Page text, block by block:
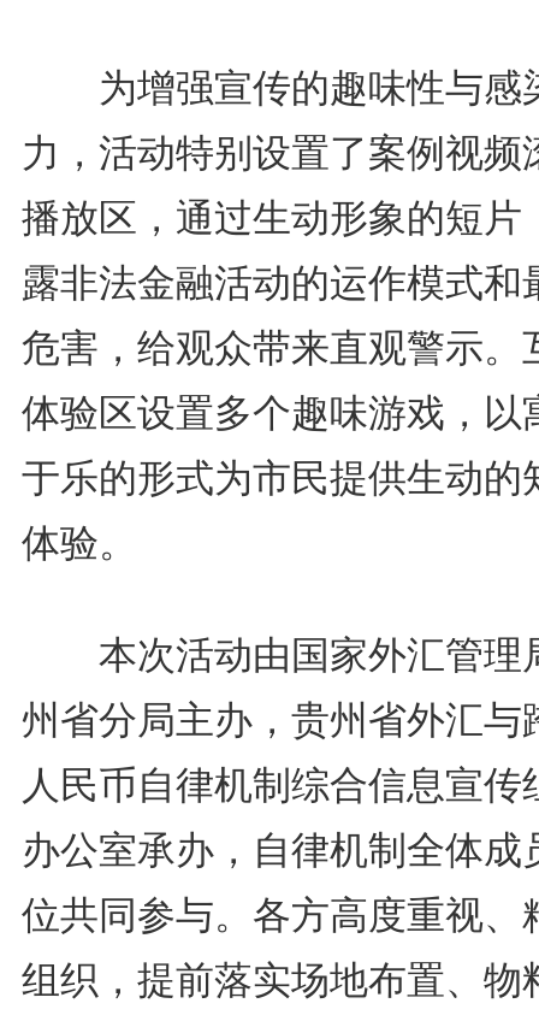
为增强宣传的趣味性与感
力，活动特别设置了案例视频
播放区，通过生动形象的短片
露非法金融活动的运作模式和
危害，给观众带来直观警示。
体验区设置多个趣味游戏，以
于乐的形式为市民提供生动的
体验。
本次活动由国家外汇管理
州省分局主办，贵州省外汇与
人民币自律机制综合信息宣传
办公室承办，自律机制全体成
位共同参与。各方高度重视、
组织，提前落实场地布置、物